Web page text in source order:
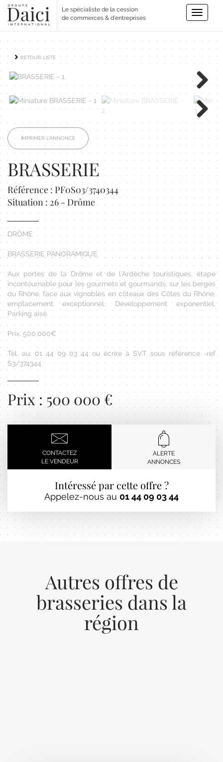
Le spécialiste de la cession
de commerces & d'entreprises
Toggle
RETOUR LISTE
Next
Next
IMPRIMER L'ANNONCE
BRASSERIE
Référence : PF0S03/3740344
Situation : 26 - Drôme
DRÔME
BRASSERIE PANORAMIQUE
Aux portes de la Drôme et de l'Ardèche touristiques, étape
incontournable pour les gourmets et gourmands, sur les berges
du Rhône, face aux vignobles en côteaux des Côtes du Rhône,
emplacement exceptionnel. Développement exponentiel.
Parking aisé.
Prix: 500.000€
Tél. au: 01 44 09 03 44 ou écrire à SVT sous référence -ref
S3/374344
Prix : 500 000 €
CONTACTEZ
LE VENDEUR
ALERTE
ANNONCES
Intéressé par cette offre ?
Appelez-nous au 01 44 09 03 44
Autres offres de
brasseries dans la
région